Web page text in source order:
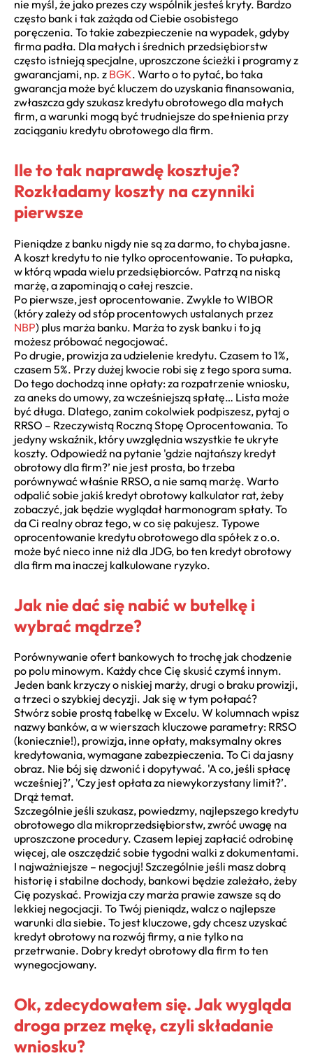
nie myśl, że jako prezes czy wspólnik jesteś kryty. Bardzo
często bank i tak zażąda od Ciebie osobistego
poręczenia. To takie zabezpieczenie na wypadek, gdyby
firma padła. Dla małych i średnich przedsiębiorstw
często istnieją specjalne, uproszczone ścieżki i programy z
gwarancjami, np. z BGK. Warto o to pytać, bo taka
gwarancja może być kluczem do uzyskania finansowania,
zwłaszcza gdy szukasz kredytu obrotowego dla małych
firm, a warunki mogą być trudniejsze do spełnienia przy
zaciąganiu kredytu obrotowego dla firm.
Ile to tak naprawdę kosztuje?
Rozkładamy koszty na czynniki
pierwsze
Pieniądze z banku nigdy nie są za darmo, to chyba jasne.
A koszt kredytu to nie tylko oprocentowanie. To pułapka,
w którą wpada wielu przedsiębiorców. Patrzą na niską
marżę, a zapominają o całej reszcie.
Po pierwsze, jest oprocentowanie. Zwykle to WIBOR
(który zależy od stóp procentowych ustalanych przez
NBP) plus marża banku. Marża to zysk banku i to ją
możesz próbować negocjować.
Po drugie, prowizja za udzielenie kredytu. Czasem to 1%,
czasem 5%. Przy dużej kwocie robi się z tego spora suma.
Do tego dochodzą inne opłaty: za rozpatrzenie wniosku,
za aneks do umowy, za wcześniejszą spłatę… Lista może
być długa. Dlatego, zanim cokolwiek podpiszesz, pytaj o
RRSO – Rzeczywistą Roczną Stopę Oprocentowania. To
jedyny wskaźnik, który uwzględnia wszystkie te ukryte
koszty. Odpowiedź na pytanie 'gdzie najtańszy kredyt
obrotowy dla firm?’ nie jest prosta, bo trzeba
porównywać właśnie RRSO, a nie samą marżę. Warto
odpalić sobie jakiś kredyt obrotowy kalkulator rat, żeby
zobaczyć, jak będzie wyglądał harmonogram spłaty. To
da Ci realny obraz tego, w co się pakujesz. Typowe
oprocentowanie kredytu obrotowego dla spółek z o.o.
może być nieco inne niż dla JDG, bo ten kredyt obrotowy
dla firm ma inaczej kalkulowane ryzyko.
Jak nie dać się nabić w butelkę i
wybrać mądrze?
Porównywanie ofert bankowych to trochę jak chodzenie
po polu minowym. Każdy chce Cię skusić czymś innym.
Jeden bank krzyczy o niskiej marży, drugi o braku prowizji,
a trzeci o szybkiej decyzji. Jak się w tym połapać?
Stwórz sobie prostą tabelkę w Excelu. W kolumnach wpisz
nazwy banków, a w wierszach kluczowe parametry: RRSO
(koniecznie!), prowizja, inne opłaty, maksymalny okres
kredytowania, wymagane zabezpieczenia. To Ci da jasny
obraz. Nie bój się dzwonić i dopytywać. 'A co, jeśli spłacę
wcześniej?’, 'Czy jest opłata za niewykorzystany limit?’.
Drąż temat.
Szczególnie jeśli szukasz, powiedzmy, najlepszego kredytu
obrotowego dla mikroprzedsiębiorstw, zwróć uwagę na
uproszczone procedury. Czasem lepiej zapłacić odrobinę
więcej, ale oszczędzić sobie tygodni walki z dokumentami.
I najważniejsze – negocjuj! Szczególnie jeśli masz dobrą
historię i stabilne dochody, bankowi będzie zależało, żeby
Cię pozyskać. Prowizja czy marża prawie zawsze są do
lekkiej negocjacji. To Twój pieniądz, walcz o najlepsze
warunki dla siebie. To jest kluczowe, gdy chcesz uzyskać
kredyt obrotowy na rozwój firmy, a nie tylko na
przetrwanie. Dobry kredyt obrotowy dla firm to ten
wynegocjowany.
Ok, zdecydowałem się. Jak wygląda
droga przez mękę, czyli składanie
wniosku?